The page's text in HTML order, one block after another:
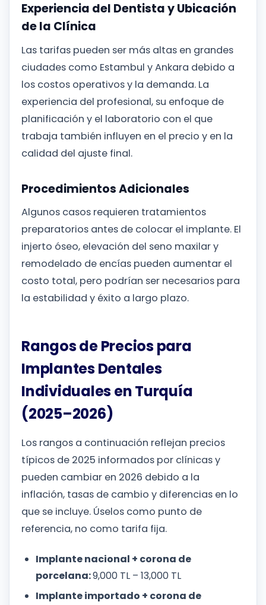
Experiencia del Dentista y Ubicación
de la Clínica
Las tarifas pueden ser más altas en grandes
ciudades como Estambul y Ankara debido a
los costos operativos y la demanda. La
experiencia del profesional, su enfoque de
planificación y el laboratorio con el que
trabaja también influyen en el precio y en la
calidad del ajuste final.
Procedimientos Adicionales
Algunos casos requieren tratamientos
preparatorios antes de colocar el implante. El
injerto óseo, elevación del seno maxilar y
remodelado de encías pueden aumentar el
costo total, pero podrían ser necesarios para
la estabilidad y éxito a largo plazo.
Rangos de Precios para
Implantes Dentales
Individuales en Turquía
(2025–2026)
Los rangos a continuación reflejan precios
típicos de 2025 informados por clínicas y
pueden cambiar en 2026 debido a la
inflación, tasas de cambio y diferencias en lo
que se incluye. Úselos como punto de
referencia, no como tarifa fija.
Implante nacional + corona de
porcelana:9,000 TL – 13,000 TL
Implante importado + corona de